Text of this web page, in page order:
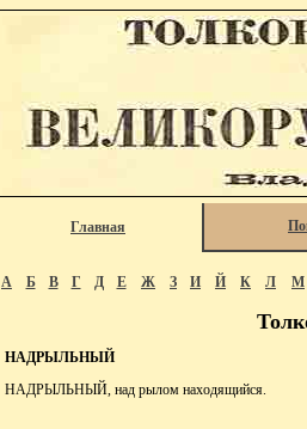
Главная
А Б В Г Д Е Ж З И Й К Л М
НАДРЫЛЬНЫЙ
НАДРЫЛЬНЫЙ, над рылом находящийся.